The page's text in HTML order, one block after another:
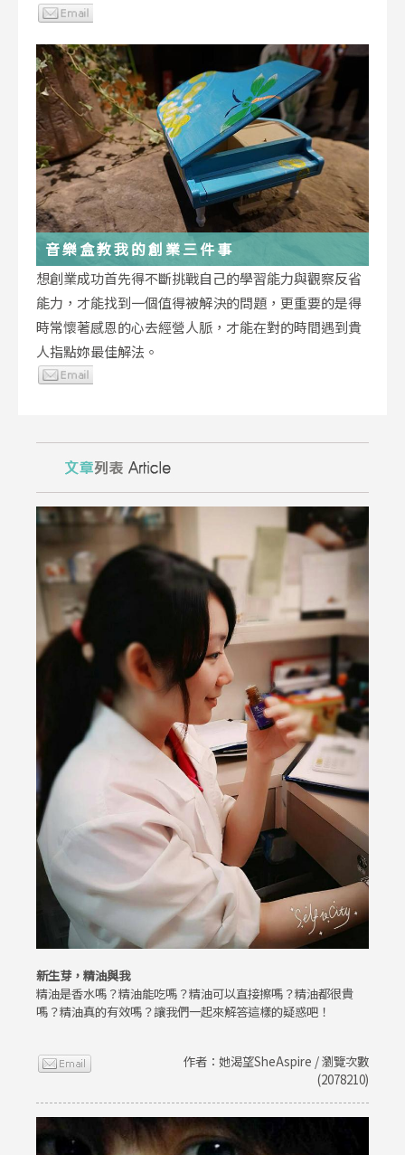
音樂盒教我的創業三件事
想創業成功首先得不斷挑戰自己的學習能力與觀察反省
能力，才能找到一個值得被解決的問題，更重要的是得
時常懷著感恩的心去經營人脈，才能在對的時間遇到貴
人指點妳最佳解法。
新生芽，精油與我
精油是香水嗎？精油能吃嗎？精油可以直接擦嗎？精油都很貴
嗎？精油真的有效嗎？讓我們一起來解答這樣的疑惑吧！
作者：她渴望SheAspire / 瀏覽次數
(2078210)